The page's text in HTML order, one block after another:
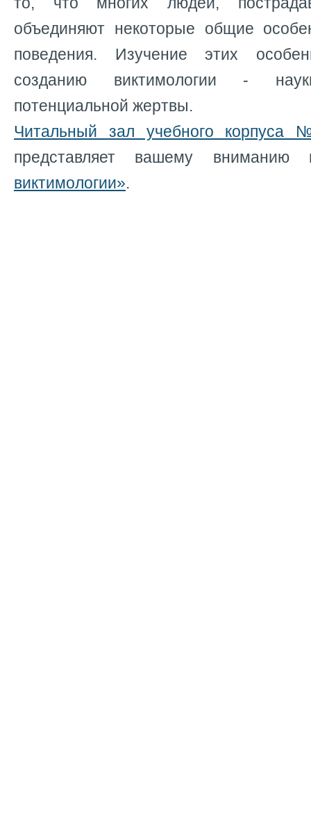
объединяют некоторые общие
поведения. Изучение этих
созданию виктимологии -
потенциальной жертвы.
Читальный зал учебного
представляет вашему вниманию
виктимологии».